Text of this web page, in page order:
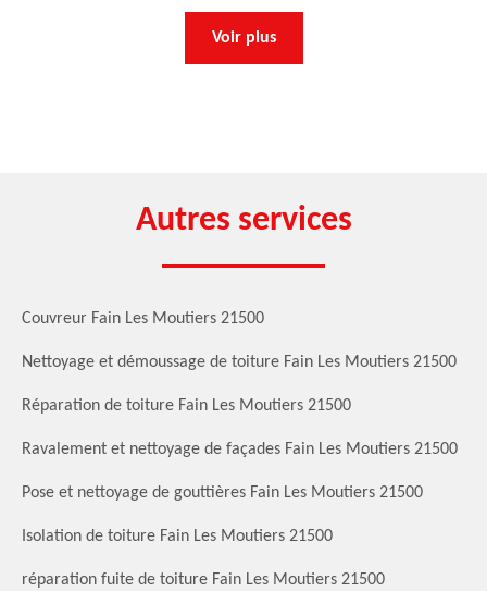
Voir plus
Autres services
Couvreur Fain Les Moutiers 21500
Nettoyage et démoussage de toiture Fain Les Moutiers 21500
Réparation de toiture Fain Les Moutiers 21500
Ravalement et nettoyage de façades Fain Les Moutiers 21500
Pose et nettoyage de gouttières Fain Les Moutiers 21500
Isolation de toiture Fain Les Moutiers 21500
réparation fuite de toiture Fain Les Moutiers 21500